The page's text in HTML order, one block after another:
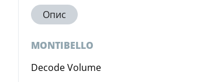
Опис
MONTIBELLO
Decode Volume